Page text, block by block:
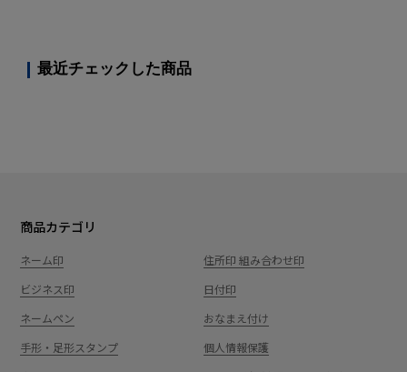
最近チェックした商品
商品カテゴリ
ネーム印
住所印 組み合わせ印
ビジネス印
日付印
ネームペン
おなまえ付け
手形・足形スタンプ
個人情報保護